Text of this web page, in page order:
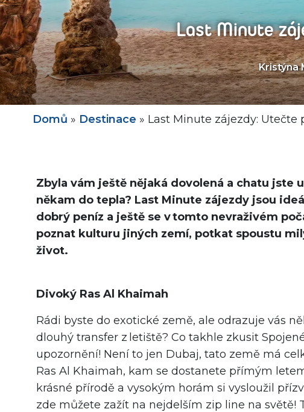
Last Minute
Kristýna
Domů » Destinace » Last Minute zájezdy:
Zbyla vám ještě nějaká dovolená a chatu jste
někam do tepla? Last Minute zájezdy jsou
dobrý peníz a ještě se v tomto nevraživém
poznat kulturu jiných zemí, potkat spoustu
život.
Divoký Ras Al Khaimah
Rádi byste do exotické země, ale odrazuje vás
dlouhý transfer z letiště? Co takhle zkusit
upozornění! Není to jen Dubaj, tato země má
Ras Al Khaimah, kam se dostanete přímým
krásné přírodě a vysokým horám si vysloužil
zde můžete zažít na nejdelším zip line na světě!